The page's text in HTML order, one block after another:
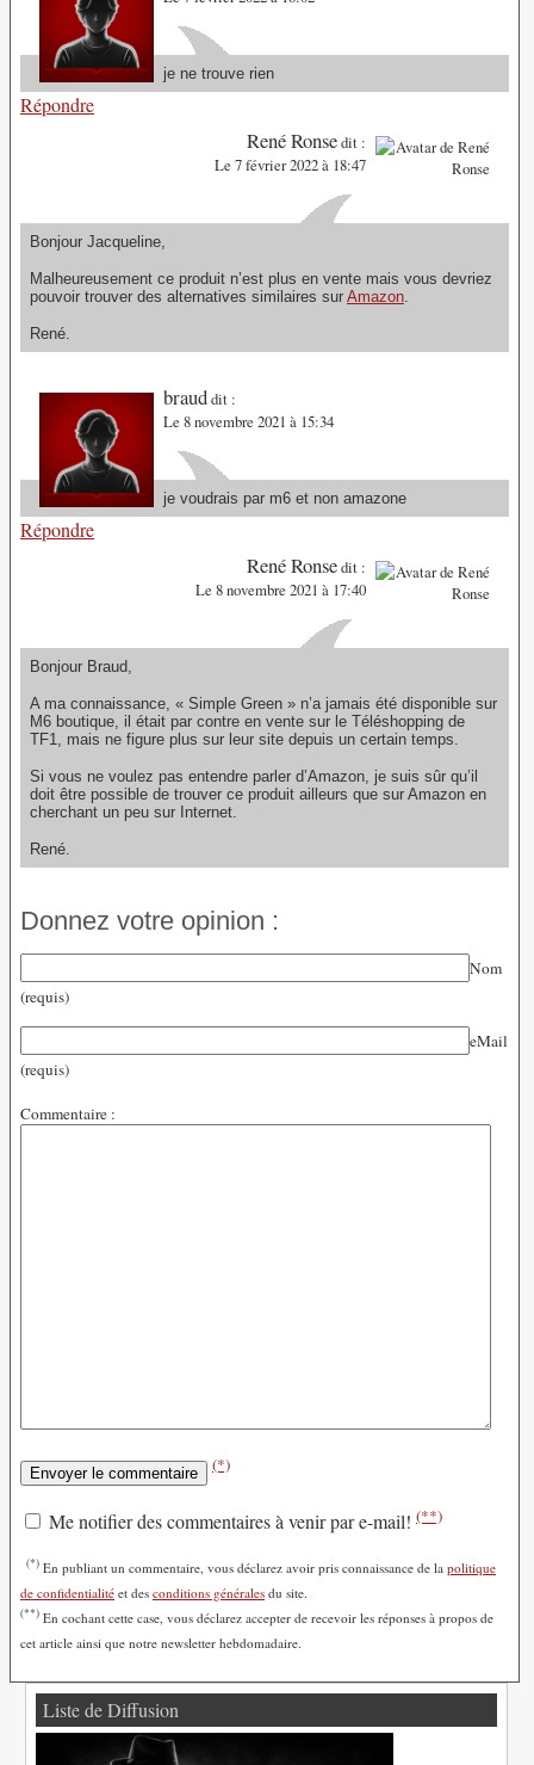
je ne trouve rien
Répondre
René Ronsedit :
Le 7 février 2022 à 18:47
Bonjour Jacqueline,
Malheureusement ce produit n’est plus en vente mais vous devriez
pouvoir trouver des alternatives similaires sur Amazon.
René.
brauddit :
Le 8 novembre 2021 à 15:34
je voudrais par m6 et non amazone
Répondre
René Ronsedit :
Le 8 novembre 2021 à 17:40
Bonjour Braud,
A ma connaissance, « Simple Green » n’a jamais été disponible sur
M6 boutique, il était par contre en vente sur le Téléshopping de
TF1, mais ne figure plus sur leur site depuis un certain temps.
Si vous ne voulez pas entendre parler d’Amazon, je suis sûr qu’il
doit être possible de trouver ce produit ailleurs que sur Amazon en
cherchant un peu sur Internet.
René.
Donnez votre opinion :
Nom
(requis)
eMail
(requis)
Commentaire :
(*)
Me notifier des commentaires à venir par e-mail! (**)
(*) En publiant un commentaire, vous déclarez avoir pris connaissance de la politique
de confidentialité et des conditions générales du site.
(**) En cochant cette case, vous déclarez accepter de recevoir les réponses à propos de
cet article ainsi que notre newsletter hebdomadaire.
Liste de Diffusion